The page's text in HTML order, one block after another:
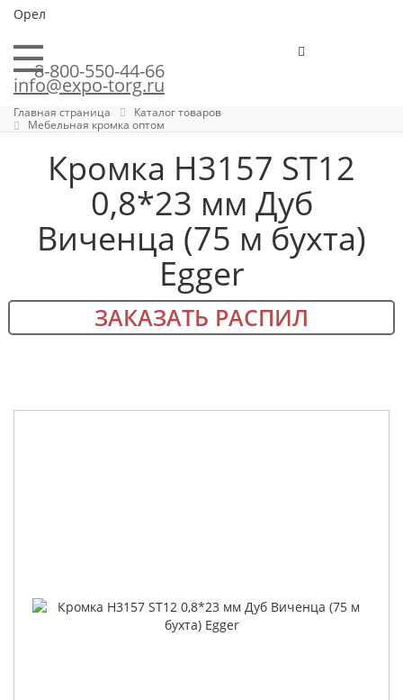
Орел
8-800-550-44-66
info@expo-torg.ru
Главная страница
Каталог товаров
Мебельная кромка оптом
Кромка H3157 ST12
0,8*23 мм Дуб
Виченца (75 м бухта)
Egger
ЗАКАЗАТЬ РАСПИЛ